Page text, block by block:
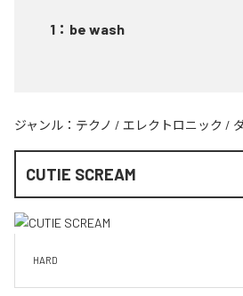
1 ： be wash
ジャンル： テクノ / エレクトロニック /
CUTIE SCREAM
HARD